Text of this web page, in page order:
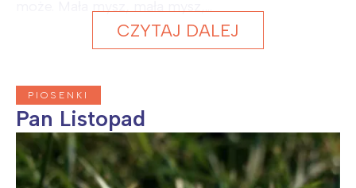
CZYTAJ DALEJ
PIOSENKI
Pan Listopad